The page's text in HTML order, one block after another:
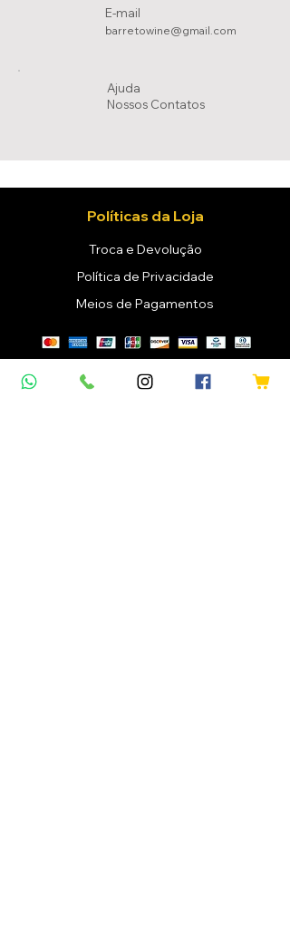
E-mail
barretowine@gmail.com
Ajuda
Nossos Contatos
Políticas da Loja
Troca e Devolução
Política de Privacidade
Meios de Pagamentos